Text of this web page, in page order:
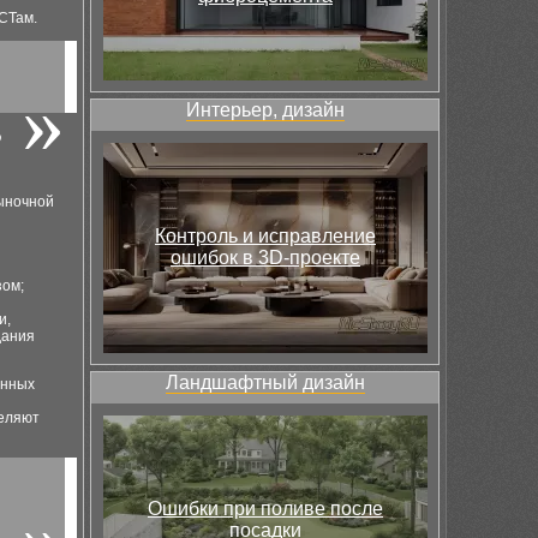
Интерьер, дизайн
Контроль и исправление
ошибок в 3D-проекте
Ландшафтный дизайн
Ошибки при поливе после
посадки